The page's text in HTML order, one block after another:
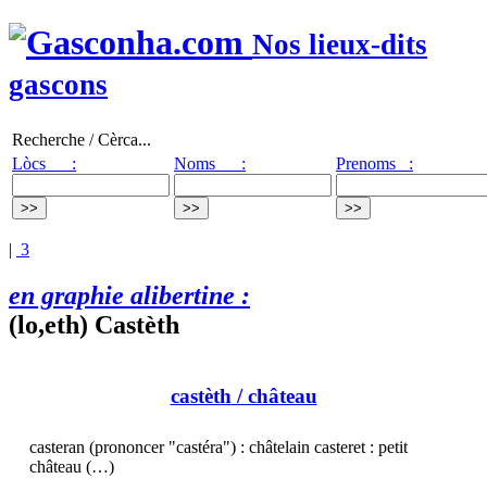
Nos lieux-dits
gascons
Recherche / Cèrca...
Lòcs :
Noms : Prenoms :
| 3
en graphie alibertine :
(lo,eth) Castèth
castèth/ château
casteran (prononcer "castéra") : châtelain casteret : petit
château (…)